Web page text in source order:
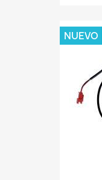
NUEVO